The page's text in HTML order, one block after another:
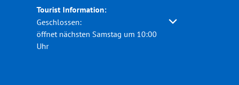
Tourist Information:
Klicken, um weitere Öffnungs- oder Schließzeiten
Geschlossen:
öffnet nächsten Samstag um 10:00
Uhr